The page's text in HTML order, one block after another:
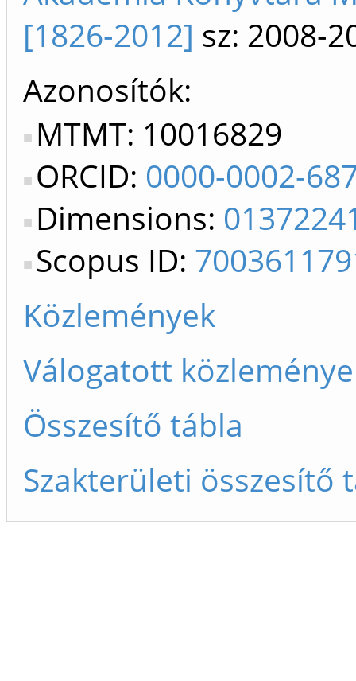
[1826-2012] sz: 2008-
Azonosítók
MTMT: 10016829
ORCID: 0000-0002-
Dimensions:
Scopus ID:
Közlemények
Válogatott
Összesítő tábla
Szakterületi összesítő